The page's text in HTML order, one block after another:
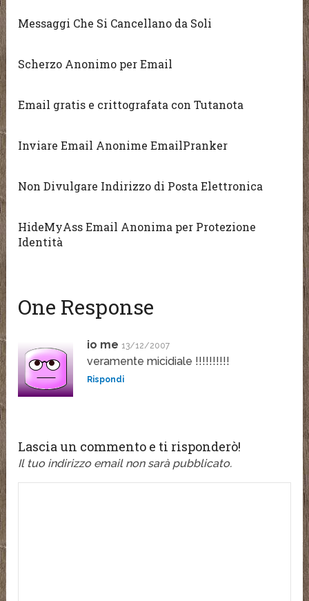
Messaggi Che Si Cancellano da Soli
Scherzo Anonimo per Email
Email gratis e crittografata con Tutanota
Inviare Email Anonime EmailPranker
Non Divulgare Indirizzo di Posta Elettronica
HideMyAss Email Anonima per Protezione
Identità
One Response
io me 13/12/2007
veramente micidiale !!!!!!!!!!
Rispondi
Lascia un commento e ti risponderò!
Il tuo indirizzo email non sarà pubblicato.